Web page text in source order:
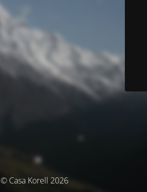
© Casa Korell 2026